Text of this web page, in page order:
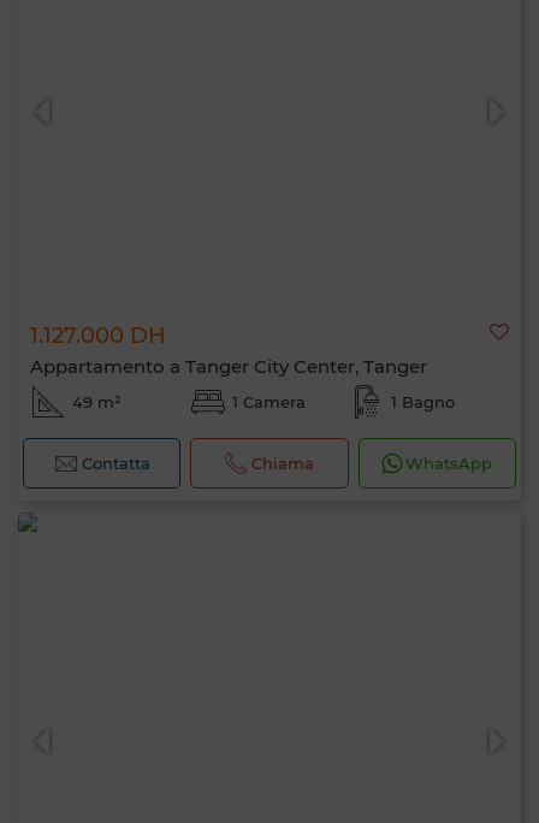
1.127.000 DH
Appartamento a Tanger City Center, Tanger
49 m² 1 Camera 1 Bagno
Contatta Chiama WhatsApp